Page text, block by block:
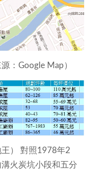
：Google Map）
） 對照1978年2
火炭坑小段和五分